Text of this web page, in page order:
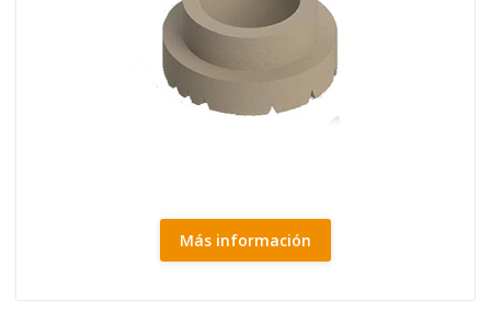
Más información